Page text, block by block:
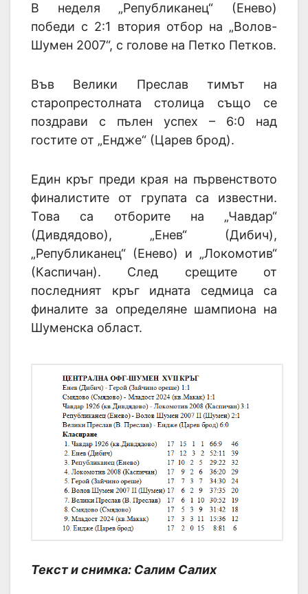
В неделя „Републиканец“ (Енево)
победи с 2:1 втория отбор на „Волов-
Шумен 2007“, с голове на Петко Петков.
Във Велики Преслав тимът на
старопрестолната столица също се
поздрави с пълен успех – 6:0 над
гостите от „Ендже“ (Царев брод).
Един кръг преди края на първенството
финалистите от групата са известни.
Това са отборите на „Чавдар“
(Дивдядово), „Енев“ (Дибич),
„Републиканец“ (Енево) и „Локомотив“
(Каспичан). След срещите от
последният кръг идната седмица са
финалите за определяне шампиона на
Шуменска област.
Текст и снимка: Салим Салих